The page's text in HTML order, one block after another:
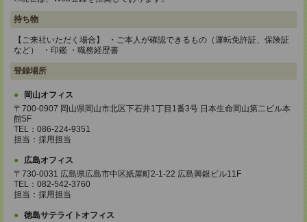
持ち物
【ご来社いただく場合】 ・ご本人が確認できるもの（運転免許証、保険証
など） ・印鑑 ・職務経歴書
登録場所
岡山オフィス
〒700-0907 岡山県岡山市北区下石井1丁目1番3号 日本生命岡山第二ビル本
館5F
TEL：086-224-9351
担当：採用担当
広島オフィス
〒730-0031 広島県広島市中区紙屋町2-1-22 広島興銀ビル11F
TEL：082-542-3760
担当：採用担当
徳島サテライトオフィス